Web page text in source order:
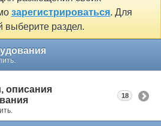
зарегистрироваться. Для
выберите раздел.
описания
18